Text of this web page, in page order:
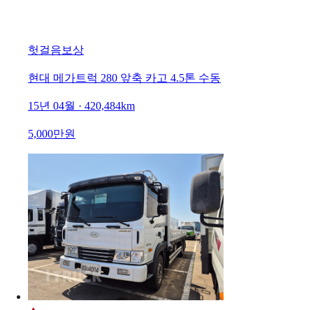
헛걸음보상
현대 메가트럭 280 앞축 카고 4.5톤 수동
15년 04월 · 420,484km
5,000만원